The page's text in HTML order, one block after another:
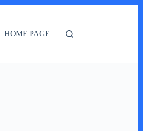
HOME PAGE